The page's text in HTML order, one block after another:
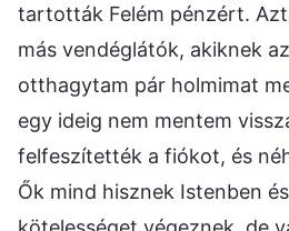
tartották Felém pénzért.
más vendéglátók, akiknek
otthagytam pár holmimat
egy ideig nem mentem
felfeszítették a fiókot, és
Ők mind hisznek Istenben